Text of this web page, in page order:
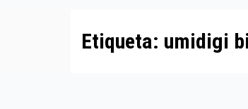
Etiqueta: umidigi